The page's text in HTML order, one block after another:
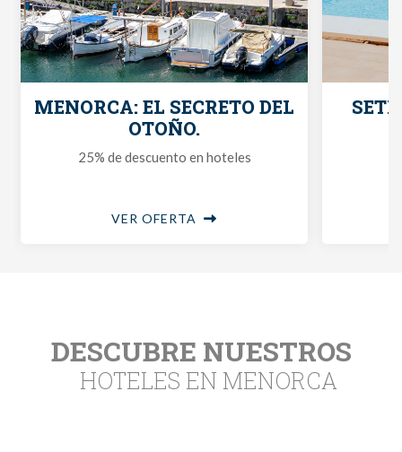
MENORCA: EL SECRETO DEL
OTOÑO.
25% de descuento en hoteles
VER OFERTA
DESCUBRE NUESTROS
HOTELES EN MENORCA